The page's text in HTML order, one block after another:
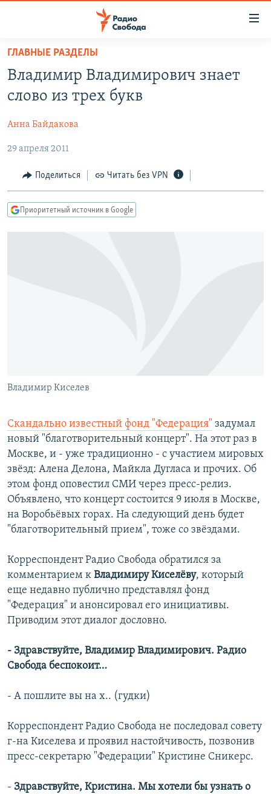
упрощенного
доступа
основному
Вернутся
главной
навигации
Вернутся
ПОДКАСТЫ
АВТОРСКИЕ ПРОЕКТЫ
ЦИТАТЫ СВОБОДЫ
МНЕНИЯ
КУЛЬТУРА
IDEL.РЕАЛИИ
КАВКАЗ.РЕАЛИИ
Все сайты РСЕ/РС
ГЛАВНЫЕ РАЗДЕЛЫ
Владимир Владимирович знает
слово из трех букв
Анна Байдакова
29 апреля 2011
Поделиться Читать без VPN
Приоритетный источник в Google
Владимир Киселев
Скандально известный фонд "Федерация" задумал
новый "благотворительный концерт". На этот раз в
Москве, и - уже традиционно - с участием мировых
звёзд: Алена Делона, Майкла Дугласа и прочих. Об
этом фонд оповестил СМИ через пресс-релиз.
Объявлено, что концерт состоится 9 июля в Москве,
на Воробьёвых горах. На следующий день будет
"благотворительный прием", тоже со звёздами.
Корреспондент Радио Свобода обратился за
комментарием к Владимиру Киселёву, который
еще недавно публично представлял фонд
"Федерация" и анонсировал его инициативы.
Приводим этот диалог дословно.
- Здравствуйте, Владимир Владимирович. Радио
Свобода беспокоит…
- А пошлите вы на х.. (гудки)
Корреспондент Радио Свобода не последовал совету
г-на Киселева и проявил настойчивость, позвонив
пресс-секретарю "Федерации" Кристине Сникерс.
- Здравствуйте, Кристина. Мы хотели бы узнать о